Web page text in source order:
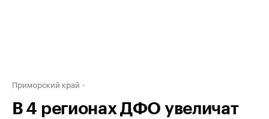
Приморский край
В 4 регионах ДФО увеличат